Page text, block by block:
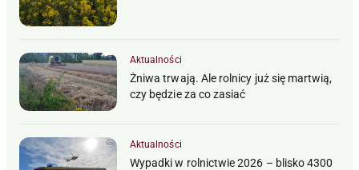
Aktualności
Żniwa trwają. Ale rolnicy już się martwią,
czy będzie za co zasiać
Aktualności
Wypadki w rolnictwie 2026 – blisko 4300